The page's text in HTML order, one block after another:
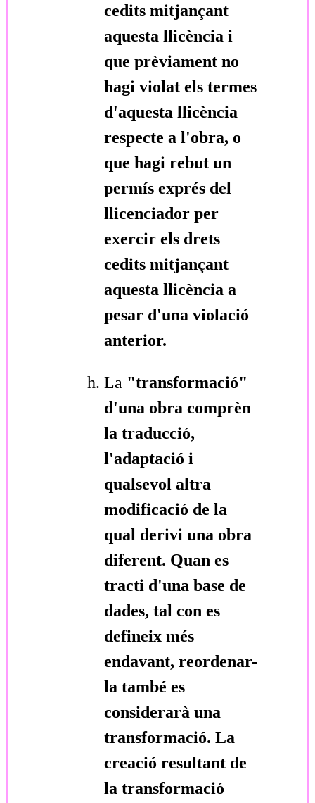
cedits mitjançant
aquesta llicència i
que prèviament no
hagi violat els termes
d'aquesta llicència
respecte a l'obra, o
que hagi rebut un
permís exprés del
llicenciador per
exercir els drets
cedits mitjançant
aquesta llicència a
pesar d'una violació
anterior.
La "transformació"
d'una obra comprèn
la traducció,
l'adaptació i
qualsevol altra
modificació de la
qual derivi una obra
diferent. Quan es
tracti d'una base de
dades, tal con es
defineix més
endavant, reordenar-
la també es
considerarà una
transformació. La
creació resultant de
la transformació